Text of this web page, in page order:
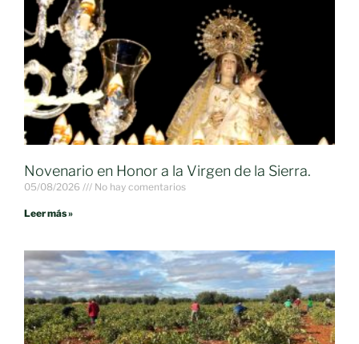
Novenario en Honor a la Virgen de la Sierra.
05/08/2026 No hay comentarios
Leer más »